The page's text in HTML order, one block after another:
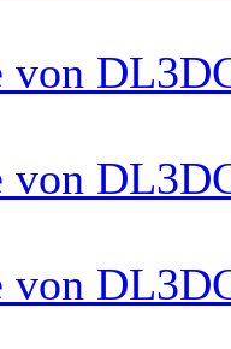
von
von
von